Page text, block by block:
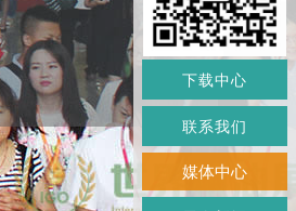
下载中心
联系我们
媒体中心